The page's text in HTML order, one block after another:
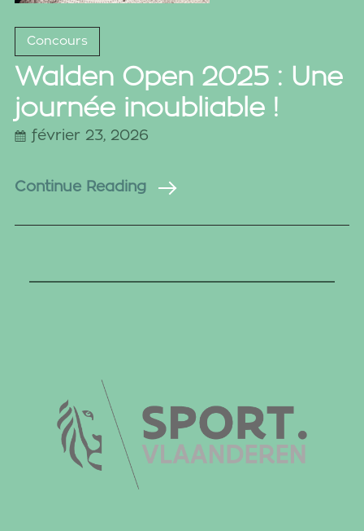
Concours
Walden Open 2025 : Une
journée inoubliable !
février 23, 2026
Continue Reading